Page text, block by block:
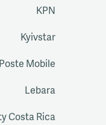
KPN
Kyivstar
Mobile
Lebara
Costa Rica